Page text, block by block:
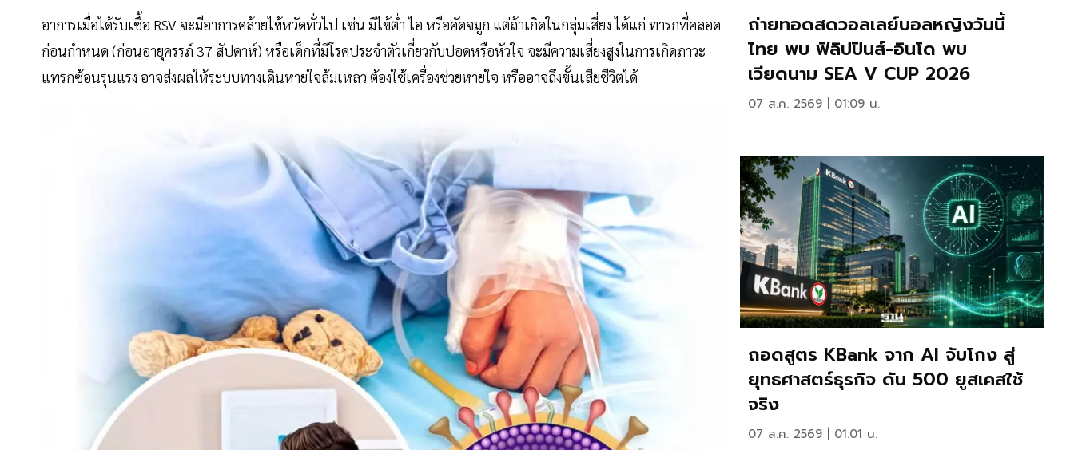
อาการเมื่อได้รับเชื้อ RSV จะมีอาการคล้ายไข้หวัดทั่วไป เช่น มีไข้ต่ำ ไอ หรือคัดจมูก แต่ถ้าเกิดในกลุ่มเสี่ยง ได้แก่ ทารกที่คลอด
ก่อนกำหนด (ก่อนอายุครรภ์ 37 สัปดาห์) หรือเด็กที่มีโรคประจำตัวเกี่ยวกับปอดหรือหัวใจ จะมีความเสี่ยงสูงในการเกิดภาวะ
แทรกซ้อนรุนแรง อาจส่งผลให้ระบบทางเดินหายใจล้มเหลว ต้องใช้เครื่องช่วยหายใจ หรืออาจถึงขั้นเสียชีวิตได้
ถ่ายทอดสดวอลเลย์บอลหญิงวันนี้
ไทย พบ ฟิลิปปินส์-อินโด พบ
เวียดนาม SEA V CUP 2026
07 ส.ค. 2569 | 01:09 น.
ถอดสูตร KBank จาก AI จับโกง สู่
ยุทธศาสตร์ธุรกิจ ดัน 500 ยูสเคสใช้
จริง
07 ส.ค. 2569 | 01:01 น.